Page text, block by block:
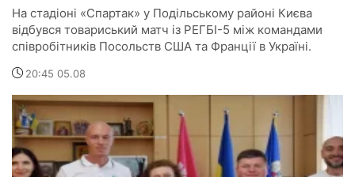
На стадіоні «Спартак» у Подільському районі Києва
відбувся товариський матч із РЕГБІ-5 між командами
співробітників Посольств США та Франції в Україні.
20:45 05.08